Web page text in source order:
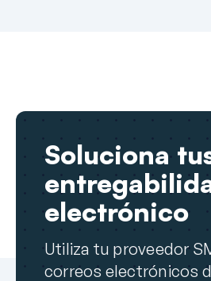
Soluciona
electrónico
Utiliza tu proveedor
correos electrónicos